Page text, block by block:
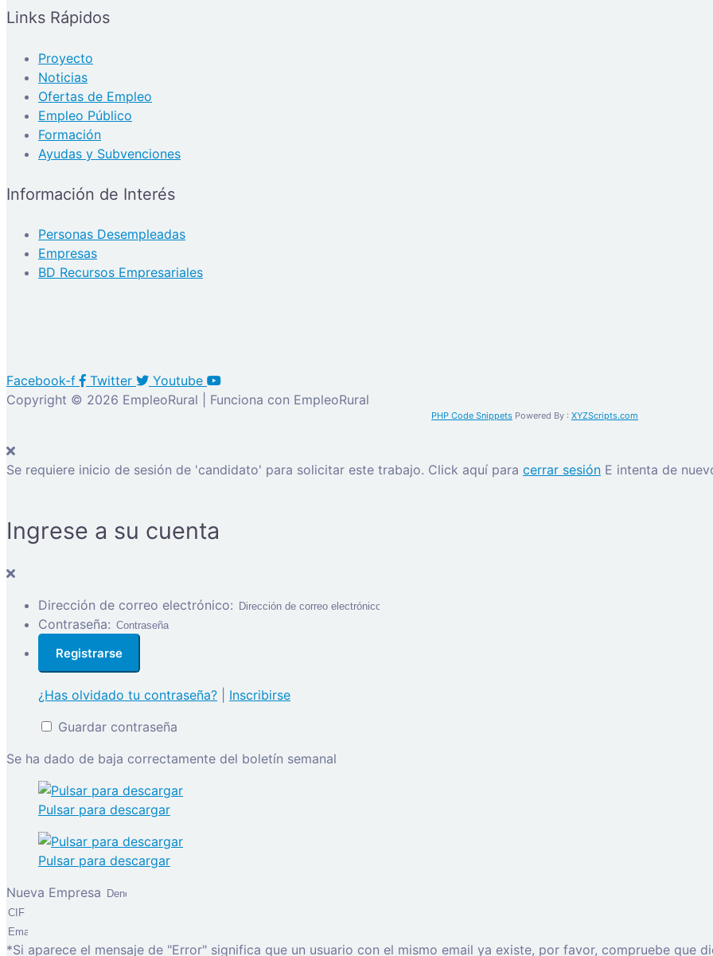
Links Rápidos
Proyecto
Noticias
Ofertas de Empleo
Empleo Público
Formación
Ayudas y Subvenciones
Información de Interés
Personas Desempleadas
Empresas
BD Recursos Empresariales
Facebook-f Twitter
Youtube
Copyright © 2026 EmpleoRural | Funciona con EmpleoRural
PHP Code Snippets Powered By : XYZScripts.com
Se requiere inicio de sesión de 'candidato' para solicitar este trabajo. Click aquí para cerrar sesión E intenta de
Ingrese a su cuenta
Dirección de correo electrónico:
Contraseña:
¿Has olvidado tu contraseña?
Inscribirse
Guardar contraseña
Se ha dado de baja correctamente del boletín semanal
Pulsar para descargar
Pulsar para descargar
Nueva Empresa
*Si aparece el mensaje de "Error" significa que un usuario con el mismo email ya existe, por favor, compruebe que